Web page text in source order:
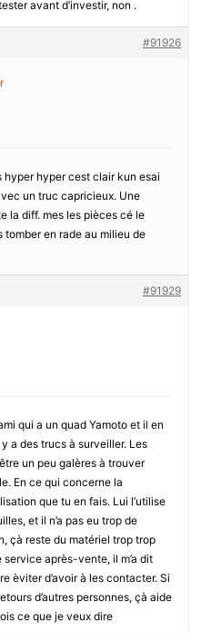
avant d’investir, non .
#91926
hyper hyper cest clair kun esai
un truc capricieux. Une
la diff. mes les pièces cé le
en rade au milieu de
#91929
qui a un quad Yamoto et il en
a des trucs à surveiller. Les
un peu galères à trouver
En ce qui concerne la
que tu en fais. Lui l’utilise
et il n’a pas eu trop de
çà reste du matériel trop trop
service après-vente, il m’a dit
èviter d’avoir à les contacter. Si
d’autres personnes, çà aide
ce que je veux dire